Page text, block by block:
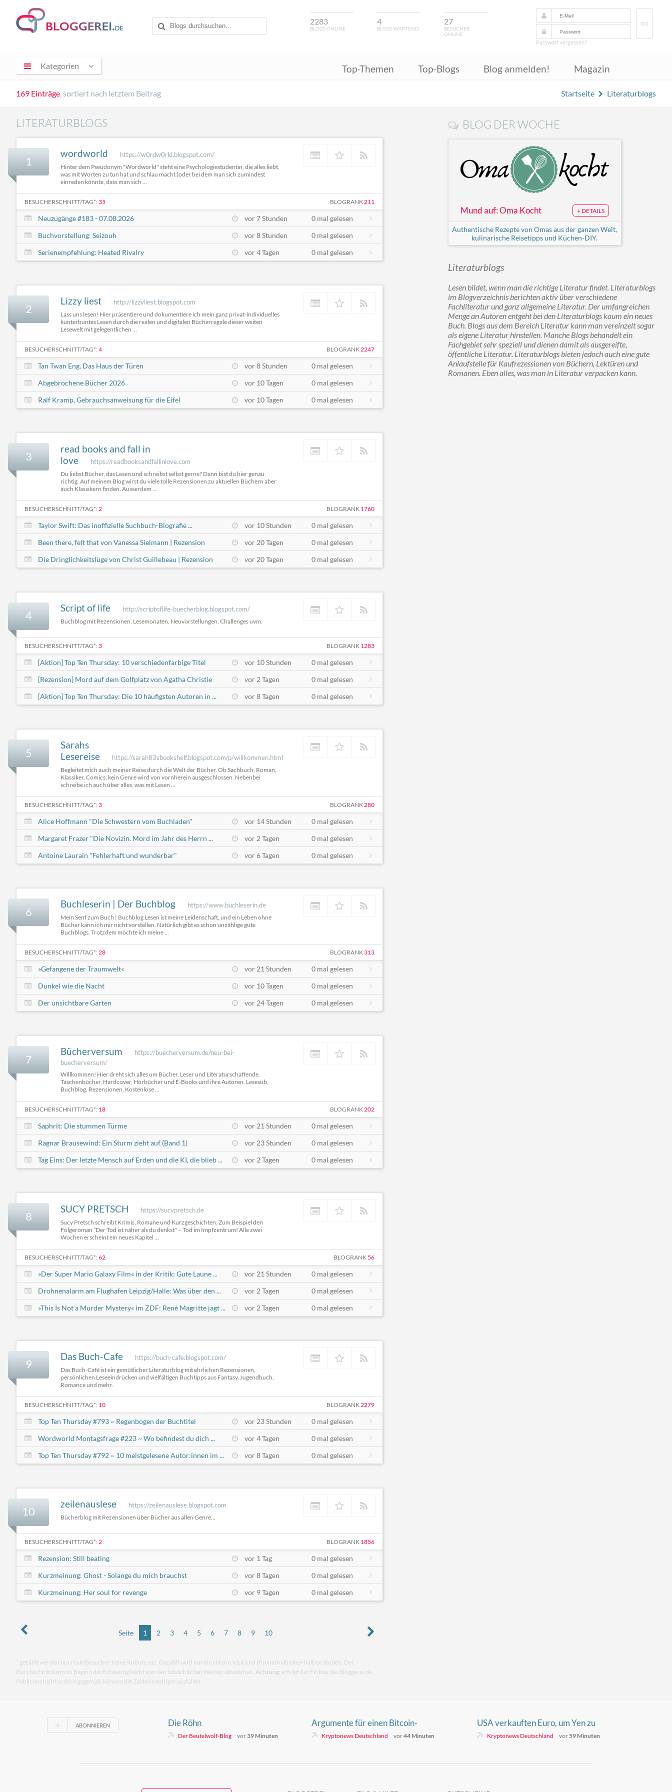
2283
BLOGS ONLINE
4
BLOGS WARTEND
27
BESUCHER
ONLINE
GO
Passwort vergessen?
Kategorien Top-Themen Top-Blogs Blog anmelden! Magazin
169 Einträge, sortiert nach letztem Beitrag Startseite Literaturblogs
LITERATURBLOGS
1
wordworld https://w0rdw0rld.blogspot.com/
Hinter dem Pseudonym "Wordworld" steht eine Psychologiestudentin, die alles liebt,
was mit Worten zu tun hat und schlau macht (oder bei dem man sich zumindest
einreden könnte, dass man sich ...
BESUCHERSCHNITT/TAG*: 35 BLOGRANK211
Neuzugänge #183 - 07.08.2026 vor 7 Stunden
0 mal gelesen
Buchvorstellung: Seizouh
vor 8 Stunden
0 mal gelesen
Serienempfehlung: Heated Rivalry
vor 4 Tagen 0 mal gelesen
2
Lizzy liest http://lizzyliest.blogspot.com
Lass uns lesen! Hier präsentiere und dokumentiere ich mein ganz privat-individuelles
kunterbuntes Lesen durch die realen und digitalen Bücherregale dieser weiten
Lesewelt mit gelegentlichen ...
BESUCHERSCHNITT/TAG*: 4 BLOGRANK2247
Tan Twan Eng, Das Haus der Türen vor 8 Stunden
0 mal gelesen
Abgebrochene Bücher 2026
vor 10 Tagen
0 mal gelesen
Ralf Kramp, Gebrauchsanweisung für die Eifel
vor 10 Tagen 0 mal gelesen
3
read books and fall in
love
https://readbooksandfallinlove.com
Du liebst Bücher, das Lesen und schreibst selbst gerne? Dann bist du hier genau
richtig. Auf meinem Blog wirst du viele tolle Rezensionen zu aktuellen Büchern aber
auch Klassikern finden. Ausserdem ...
BESUCHERSCHNITT/TAG*: 2 BLOGRANK 1760
Taylor Swift: Das inoffizielle Suchbuch-Biografie ... vor 10 Stunden
0 mal gelesen
Been there, felt that von Vanessa Sielmann | Rezension
vor 20 Tagen
0 mal gelesen
Die Dringlichkeitslüge von Christ Guillebeau | Rezension
vor 20 Tagen 0 mal gelesen
4
Script of life http://scriptoflife-buecherblog.blogspot.com/
Buchblog mit Rezensionen, Lesemonaten, Neuvorstellungen, Challenges uvm.
BESUCHERSCHNITT/TAG*: 3 BLOGRANK 1283
[Aktion] Top Ten Thursday: 10 verschiedenfarbige Titel vor 10 Stunden
0 mal gelesen
[Rezension] Mord auf dem Golfplatz von Agatha Christie
vor 2 Tagen
0 mal gelesen
[Aktion] Top Ten Thursday: Die 10 häufigsten Autoren in ...
vor 8 Tagen 0 mal gelesen
5
Sarahs
Lesereise
https://sarah83sbookshelf.blogspot.com/p/willkommen.html
Begleitet mich auch meiner Reise durch die Welt der Bücher. Ob Sachbuch, Roman,
Klassiker, Comics, kein Genre wird von vornherein ausgeschlossen. Nebenbei
schreibe ich auch über alles, was mit Lesen ...
BESUCHERSCHNITT/TAG*: 3 BLOGRANK 280
Alice Hoffmann "Die Schwestern vom Buchladen" vor 14 Stunden
0 mal gelesen
Margaret Frazer "Die Novizin. Mord im Jahr des Herrn ...
vor 2 Tagen
0 mal gelesen
Antoine Laurain "Fehlerhaft und wunderbar"
vor 6 Tagen 0 mal gelesen
6
Buchleserin | Der Buchblog https://www.buchleserin.de
Mein Senf zum Buch | Buchblog Lesen ist meine Leidenschaft, und ein Leben ohne
Bücher kann ich mir nicht vorstellen. Natürlich gibt es schon unzählige gute
Buchblogs. Trotzdem möchte ich meine ...
BESUCHERSCHNITT/TAG*: 28 BLOGRANK313
»Gefangene der Traumwelt« vor 21 Stunden
0 mal gelesen
Dunkel wie die Nacht
vor 10 Tagen
0 mal gelesen
Der unsichtbare Garten
vor 24 Tagen 0 mal gelesen
7
Bücherversum
https://buecherversum.de/neu-bei-
buecherversum/
Willkommen! Hier dreht sich alles um Bücher, Leser und Literaturschaffende.
Taschenbücher, Hardcover, Hörbücher und E-Books und ihre Autoren. Lesesub,
Buchblog, Rezensionen, Kostenlose ...
BESUCHERSCHNITT/TAG*: 18 BLOGRANK202
Saphrit: Die stummen Türme vor 21 Stunden
0 mal gelesen
Ragnar Brausewind: Ein Sturm zieht auf (Band 1)
vor 23 Stunden
0 mal gelesen
Tag Eins: Der letzte Mensch auf Erden und die KI, die blieb ...
vor 2 Tagen 0 mal gelesen
8
SUCY PRETSCH https://sucypretsch.de
Sucy Pretsch schreibt Krimis, Romane und Kurzgeschichten. Zum Beispiel den
Folgeroman ”Der Tod ist näher als du denkst" – Tod im Impfzentrum! Alle zwei
Wochen erscheint ein neues Kapitel ...
BESUCHERSCHNITT/TAG*: 62 BLOGRANK 56
»Der Super Mario Galaxy Film« in der Kritik: Gute Laune ... vor 21 Stunden
0 mal gelesen
Drohnenalarm am Flughafen Leipzig/Halle: Was über den ...
vor 2 Tagen
0 mal gelesen
»This Is Not a Murder Mystery« im ZDF: René Magritte jagt ...
vor 2 Tagen 0 mal gelesen
9
Das Buch-Cafe https://buch-cafe.blogspot.com/
Das Buch-Café ist ein gemütlicher Literaturblog mit ehrlichen Rezensionen,
persönlichen Leseeindrücken und vielfältigen Buchtipps aus Fantasy, Jugendbuch,
Romance und mehr.
BESUCHERSCHNITT/TAG*: 10 BLOGRANK 2279
Top Ten Thursday #793 ~ Regenbogen der Buchtitel vor 23 Stunden
0 mal gelesen
Wordworld Montagsfrage #223 ~ Wo befindest du dich ...
vor 4 Tagen
0 mal gelesen
Top Ten Thursday #792 ~ 10 meistgelesene Autor:innen im ...
vor 8 Tagen 0 mal gelesen
10
zeilenauslese https://zeilenauslese.blogspot.com
Bücherblog mit Rezensionen über Bücher aus allen Genre...
BESUCHERSCHNITT/TAG*: 2 BLOGRANK 1856
Rezension: Still beating vor 1 Tag
0 mal gelesen
Kurzmeinung: Ghost - Solange du mich brauchst
vor 8 Tagen
0 mal gelesen
Kurzmeinung: Her soul for revenge
vor 9 Tagen 0 mal gelesen
Seite 1 2 3 4 5 6 7 8 9 10
* gezählt werden nur reale Besucher, keine Robots, etc. Gezählt wird nur ein Hit pro Visit und IP innerhalb einer halben Stunde. Der
Durchschnitt kann zu Beginn der Erfassung leicht von den tatsächlichen Werten abweichen. Achtung: erfolgt der Einbau des bloggerei.de-
Publicons nicht ordnungsgemäß, können die Zahlen niedriger ausfallen.
BLOG DER WOCHE
Mund auf: Oma Kocht + DETAILS
Authentische Rezepte von Omas aus der ganzen Welt,
kulinarische Reisetipps und Küchen-DIY.
Literaturblogs
Lesen bildet, wenn man die richtige Literatur findet. Literaturblogs
im Blogverzeichnis berichten aktiv über verschiedene
Fachliteratur und ganz allgemeine Literatur. Der umfangreichen
Menge an Autoren entgeht bei den Literaturblogs kaum ein neues
Buch. Blogs aus dem Bereich Literatur kann man vereinzelt sogar
als eigene Literatur hinstellen. Manche Blogs behandelt ein
Fachgebiet sehr speziell und dienen damit als ausgereifte,
öffentliche Literatur. Literaturblogs bieten jedoch auch eine gute
Anlaufstelle für Kaufrezessionen von Büchern, Lektüren und
Romanen. Eben alles, was man in Literatur verpacken kann.
ABONNIEREN Die Röhn
Der Beutelwolf-Blog vor 39 Minuten
Argumente für einen Bitcoin-
Anstieg auf 76.000 Dollar mehren
Kryptonews Deutschland vor44 Minuten
USA verkauften Euro, um Yen zu
retten – Europa erfuhr es danach
Kryptonews Deutschland vor59 Minuten